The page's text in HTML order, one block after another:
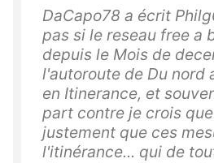
DaCapo78 a écrit
pas si le reseau free a
depuis le Mois de
l'autoroute de Du nord
en Itinerance, et
part contre je crois
justement que ces
l'itinérance... qui de